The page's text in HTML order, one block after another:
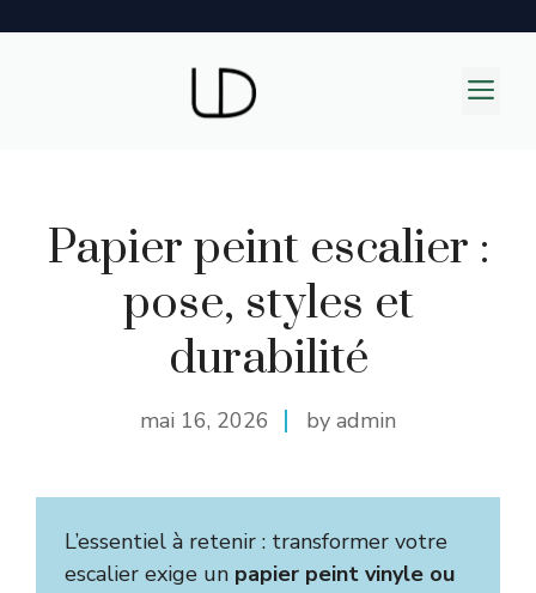
Papier peint escalier :
pose, styles et
durabilité
mai 16, 2026 by admin
L’essentiel à retenir : transformer votre
escalier exige un papier peint vinyle ou